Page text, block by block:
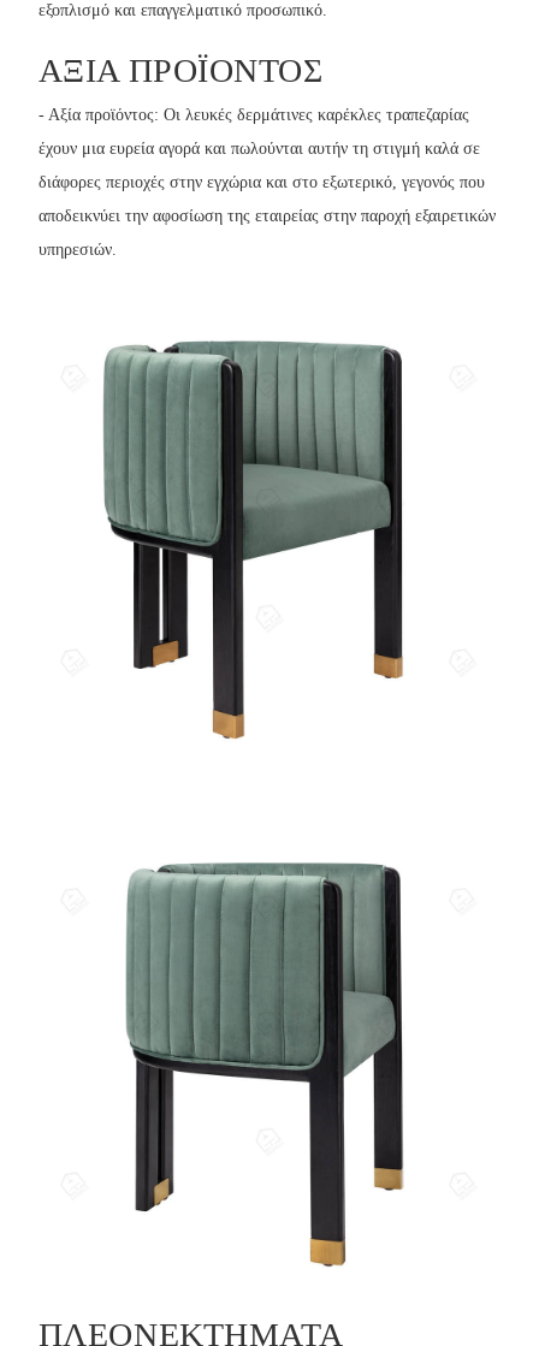
εξοπλισμό και επαγγελματικό προσωπικό.
ΑΞΊΑ ΠΡΟΪΌΝΤΟΣ
- Αξία προϊόντος: Οι λευκές δερμάτινες καρέκλες τραπεζαρίας
έχουν μια ευρεία αγορά και πωλούνται αυτήν τη στιγμή καλά σε
διάφορες περιοχές στην εγχώρια και στο εξωτερικό, γεγονός που
αποδεικνύει την αφοσίωση της εταιρείας στην παροχή εξαιρετικών
υπηρεσιών.
ΠΛΕΟΝΕΚΤΉΜΑΤΑ